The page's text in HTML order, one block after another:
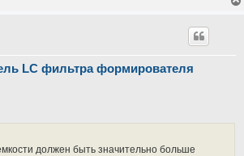
LC фильтра формирователя
должен быть значительно больше